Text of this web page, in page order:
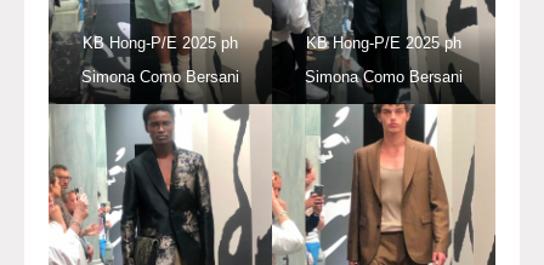
KB Hong-P/E 2025 ph
Simona Como Bersani
KB Hong-P/E 2025 ph
Simona Como Bersani